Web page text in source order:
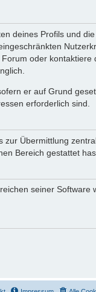
deines Profils und
oder kontaktiere
er auf Grund
erforderlich sind.
Übermittlung
Bereich gestattet
seiner Software